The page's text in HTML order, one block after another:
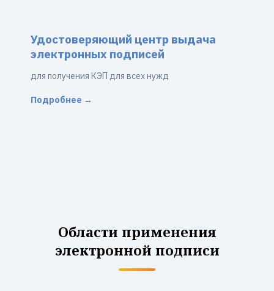
Удостоверяющий центр выдача
электронных подписей
для получения КЭП для всех нужд
Подробнее →
Области применения
электронной подписи